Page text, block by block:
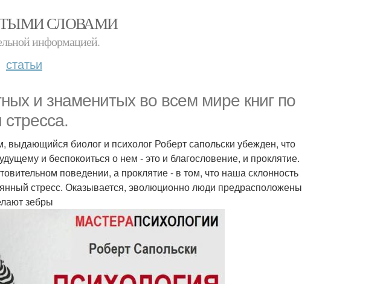
СЛОВАМИ
информацией.
статьи
и знаменитых во всем мире книг по
биолог и психолог Роберт сапольски убежден, что
и беспокоиться о нем - это и благословение, и проклятие.
поведении, а проклятие - в том, что наша склонность
стресс. Оказывается, эволюционно люди предрасположены
зебры